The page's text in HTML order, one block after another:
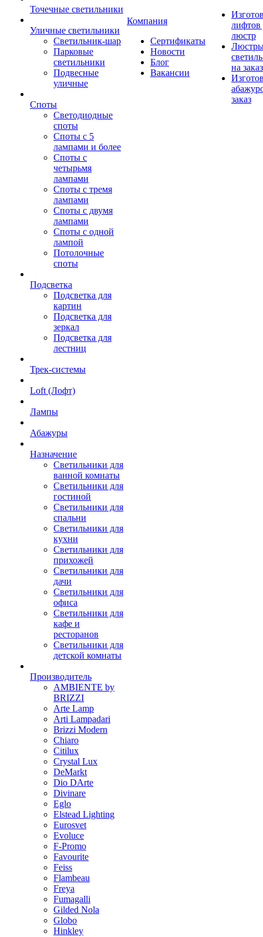
Точечные светильники
Уличные светильники
Светильник-шар
Парковые
светильники
Подвесные
уличные
Споты
Светодиодные
споты
Споты с 5
лампами и более
Споты с
четырьмя
лампами
Споты с тремя
лампами
Споты с двумя
лампами
Споты с одной
лампой
Потолочные
споты
Подсветка
Подсветка для
картин
Подсветка для
зеркал
Подсветка для
лестниц
Трек-системы
Loft (Лофт)
Лампы
Абажуры
Назначение
Светильники для
ванной комнаты
Светильники для
гостиной
Светильники для
спальни
Светильники для
кухни
Светильники для
прихожей
Светильники для
дачи
Светильники для
офиса
Светильники для
кафе и
ресторанов
Светильники для
детской комнаты
Производитель
AMBIENTE by
BRIZZI
Arte Lamp
Arti Lampadari
Brizzi Modern
Chiaro
Citilux
Crystal Lux
DeMarkt
Dio DArte
Divinare
Eglo
Elstead Lighting
Eurosvet
Evoluce
F-Promo
Favourite
Feiss
Flambeau
Freya
Fumagalli
Gilded Nola
Globo
Hinkley
Компания
Сертификаты
Новости
Блог
Вакансии
лифтов
люстр
на заказ
заказ